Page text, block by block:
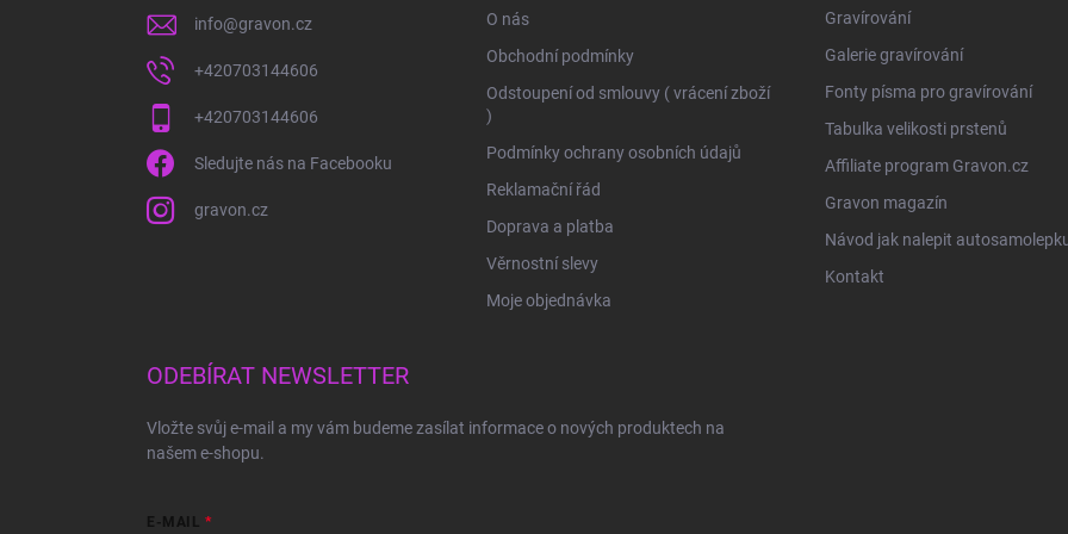
info@gravon.cz
+420703144606
+420703144606
Sledujte nás na Facebooku
gravon.cz
O nás
Obchodní podmínky
Odstoupení od smlouvy ( vrácení zboží
)
Podmínky ochrany osobních údajů
Reklamační řád
Doprava a platba
Věrnostní slevy
Moje objednávka
Gravírování
Galerie gravírování
Fonty písma pro gravírování
Tabulka velikosti prstenů
Affiliate program Gravon.cz
Gravon magazín
Návod jak nalepit
Kontakt
ODEBÍRAT NEWSLETTER
Vložte svůj e-mail a my vám budeme zasílat informace o nových produktech na
našem e-shopu.
E-MAIL